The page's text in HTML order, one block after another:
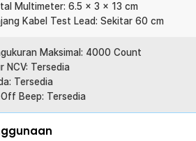
Multimeter: 6.5 x 3 x 13 cm
Kabel Test Lead: Sekitar 60 cm
Maksimal: 4000 Count
NCV: Tersedia
Tersedia
Beep: Tersedia